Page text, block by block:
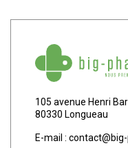
105 avenue Henri
80330 Longueau
E-mail : contact@